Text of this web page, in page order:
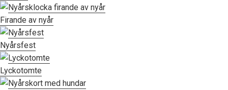
Firande av nyår
Nyårsfest
Lyckotomte